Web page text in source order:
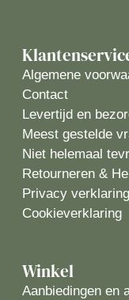
Algemene
Contact
Levertijd en
Meest gestelde
Niet helemaal
Retourneren &
Privacy verklaring
Cookieverklaring
Winkel
Aanbiedingen en